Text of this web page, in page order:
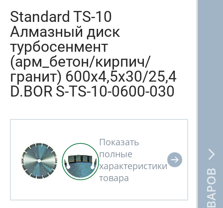
Standard TS-10
Алмазный диск
турбосенмент
(арм_бетон/кирпич/
гранит) 600x4,5x30/25,4
D.BOR S-TS-10-0600-030